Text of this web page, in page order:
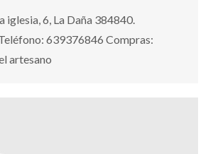
iglesia, 6, La Daña 384840.
639376846 Compras:
artesano